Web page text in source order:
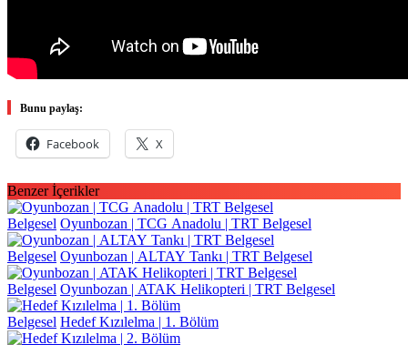
Bunu paylaş:
Facebook X
Benzer İçerikler
Belgesel Oyunbozan | TCG Anadolu | TRT Belgesel
Belgesel Oyunbozan | ALTAY Tankı | TRT Belgesel
Belgesel Oyunbozan | ATAK Helikopteri | TRT Belgesel
Belgesel Hedef Kızılelma | 1. Bölüm